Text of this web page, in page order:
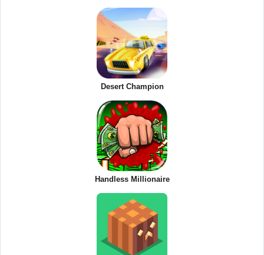
Desert Champion
Handless Millionaire